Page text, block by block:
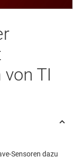
TI
Sensoren dazu